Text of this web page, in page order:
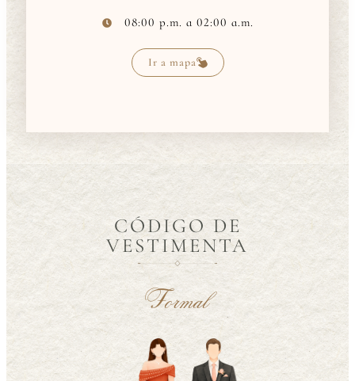
08:00 p.m. a 02:00 a.m.
Ir a mapa
CÓDIGO DE
VESTIMENTA
Formal